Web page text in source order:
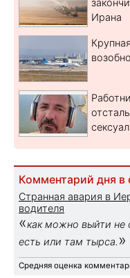
Ирана
Комментарий дня в
Странная авария в
водителя
«как можно выйти не
есть или там тырса. »
Средняя оценка